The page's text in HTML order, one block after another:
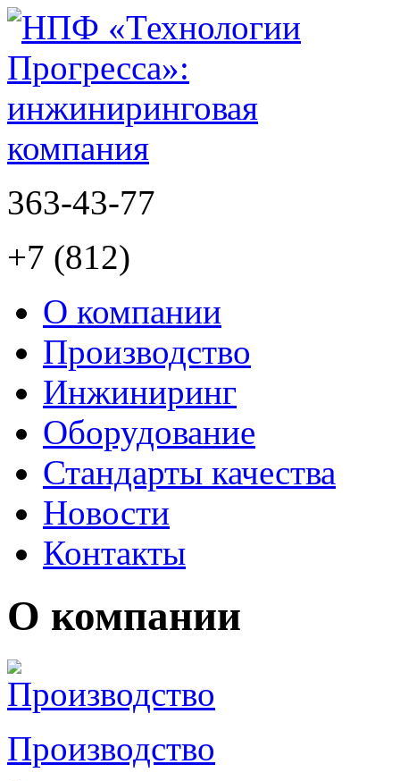
363-43-77
+7 (812)
О компании
Производство
Инжиниринг
Оборудование
Стандарты качества
Новости
Контакты
О компании
Производство